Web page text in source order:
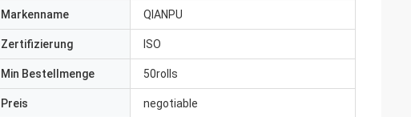
Markenname QIANPU
Zertifizierung ISO
Min Bestellmenge 50rolls
Preis negotiable